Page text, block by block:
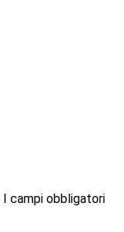
I campi obbligatori